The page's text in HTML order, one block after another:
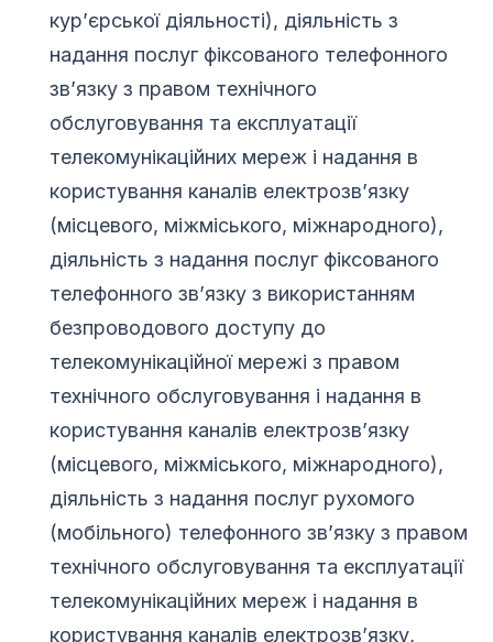
кур’єрської діяльності), діяльність з
надання послуг фіксованого телефонного
зв’язку з правом технічного
обслуговування та експлуатації
телекомунікаційних мереж і надання в
користування каналів електрозв’язку
(місцевого, міжміського, міжнародного),
діяльність з надання послуг фіксованого
телефонного зв’язку з використанням
безпроводового доступу до
телекомунікаційної мережі з правом
технічного обслуговування і надання в
користування каналів електрозв’язку
(місцевого, міжміського, міжнародного),
діяльність з надання послуг рухомого
(мобільного) телефонного зв’язку з правом
технічного обслуговування та експлуатації
телекомунікаційних мереж і надання в
користування каналів електрозв’язку,